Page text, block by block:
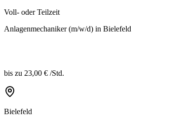
Voll- oder Teilzeit
Anlagenmechaniker (m/w/d) in Bielefeld
bis zu 23,00 € /Std.
Bielefeld